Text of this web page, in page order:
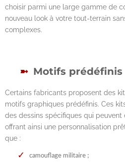
choisir parmi une large gamme de
nouveau look à votre tout-terrain
complexes.
Motifs prédéfinis
Certains fabricants proposent des
motifs graphiques prédéfinis. Ces
des dessins spécifiques qui peuvent
offrant ainsi une personnalisation
que :
camouflage militaire ;